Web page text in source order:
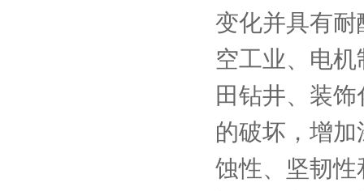
变化并具有
空工业、电
田钻井、装
的破坏，增
蚀性、坚韧